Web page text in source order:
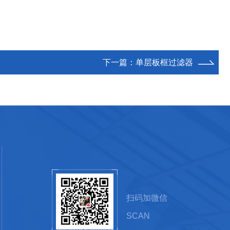
下一篇： 单层板框过滤器
扫码加微信
SCAN